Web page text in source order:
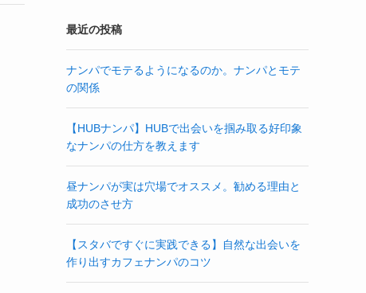
最近の投稿
ナンパでモテるようになるのか。ナンパとモテ
の関係
【HUBナンパ】HUBで出会いを掴み取る好印象
なナンパの仕方を教えます
昼ナンパが実は穴場でオススメ。勧める理由と
成功のさせ方
【スタバですぐに実践できる】自然な出会いを
作り出すカフェナンパのコツ